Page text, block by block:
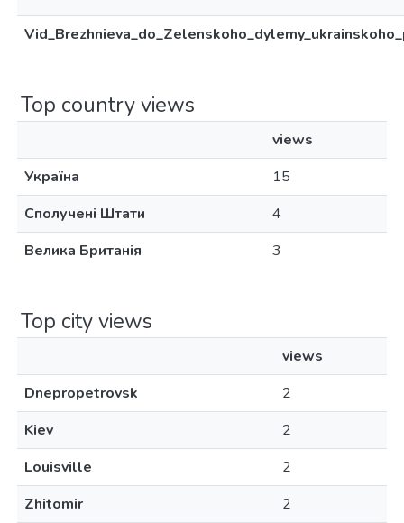
Top country views
views
Україна
15
Сполучені Штати
4
Велика Британія
3
Top city views
views
Dnepropetrovsk
2
Kiev
2
Louisville
2
Zhitomir
2